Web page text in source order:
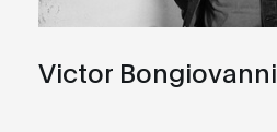
Victor Bongiovanni